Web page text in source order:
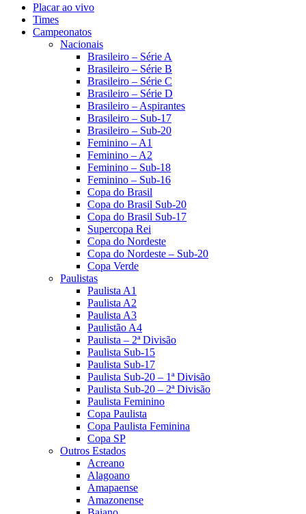
Placar ao vivo
Times
Campeonatos
Nacionais
Brasileiro – Série A
Brasileiro – Série B
Brasileiro – Série C
Brasileiro – Série D
Brasileiro – Aspirantes
Brasileiro – Sub-17
Brasileiro – Sub-20
Feminino – A1
Feminino – A2
Feminino – Sub-18
Feminino – Sub-16
Copa do Brasil
Copa do Brasil Sub-20
Copa do Brasil Sub-17
Supercopa Rei
Copa do Nordeste
Copa do Nordeste – Sub-20
Copa Verde
Paulistas
Paulista A1
Paulista A2
Paulista A3
Paulistão A4
Paulista – 2ª Divisão
Paulista Sub-15
Paulista Sub-17
Paulista Sub-20 – 1ª Divisão
Paulista Sub-20 – 2ª Divisão
Paulista Feminino
Copa Paulista
Copa Paulista Feminina
Copa SP
Outros Estados
Acreano
Alagoano
Amapaense
Amazonense